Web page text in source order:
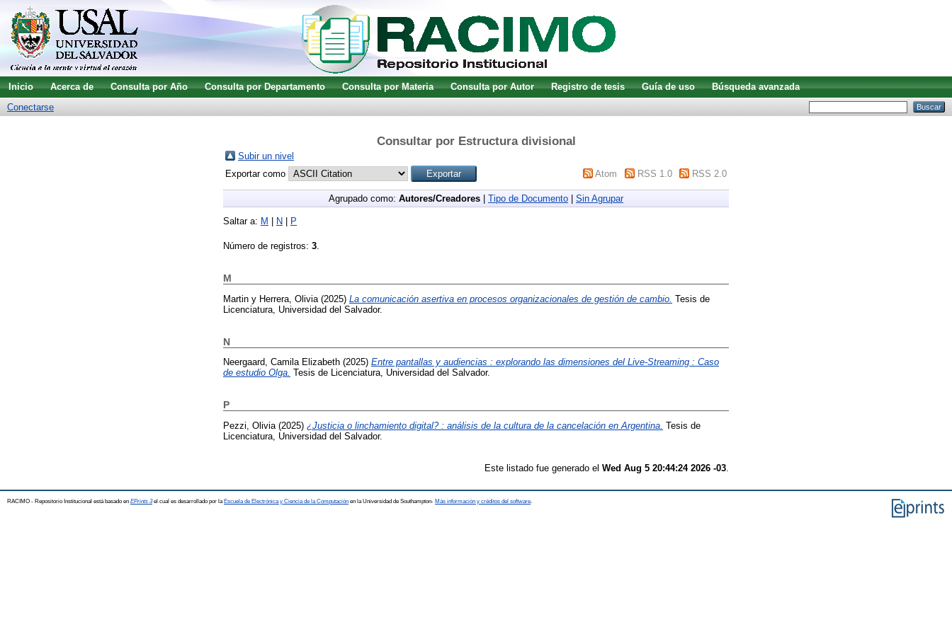
Inicio Acerca de Consulta por Año Consulta por Departamento Consulta por Materia Consulta por Autor Registro de tesis Guía de uso
Búsqueda avanzada
Conectarse
Consultar por Estructura divisional
Subir un nivel
Exportar como
Atom RSS 1.0 RSS 2.0
Agrupado como: Autores/Creadores Tipo de Documento Sin Agrupar
Saltar a: M N P
Número de registros: 3
M
Martin y Herrera, Olivia (2025) La comunicación asertiva en procesos organizacionales de gestión de cambio. Tesis de
Licenciatura, Universidad del Salvador.
N
Neergaard, Camila Elizabeth (2025) Entre pantallas y audiencias : explorando las dimensiones del Live-Streaming : Caso
de estudio Olga. Tesis de Licenciatura, Universidad del Salvador.
P
Pezzi, Olivia(2025) ¿Justicia o linchamiento digital? : análisis de la cultura de la cancelación en Argentina. Tesis de
Licenciatura, Universidad del Salvador.
Este listado fue generado el Wed Aug 5 20:44:24 2026 -03.
RACIMO - Repositorio Institucional está basado en EPrints 3el cual es desarrollado por la Escuela de Electrónica y Ciencia de la Computación en la Universidad de Southampton- Más información y créditos del software